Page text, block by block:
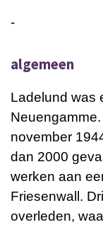
-
algemeen
Ladelund was
november
dan 2000
werken aan
Friesenwall.
overleden,